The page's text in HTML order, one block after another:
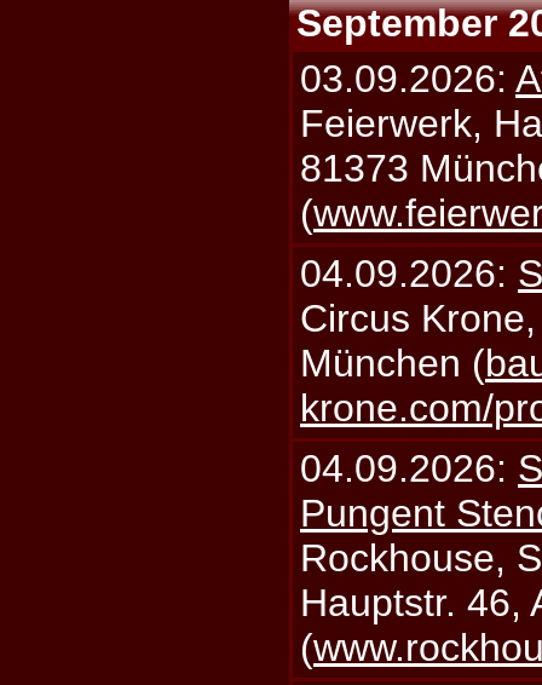
September
03.09.2026:
Feierwerk,
81373
(
04.09.2026:
Circus
München (
krone.com/
04.09.2026:
Pungent
Rockhouse,
Hauptstr. 46,
(